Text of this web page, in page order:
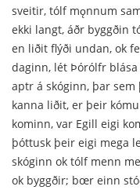
sveitir, tólf mǫnnum
ekki langt, áðr byggðin
en liðit flýði undan, ok
daginn, lét Þórólfr
aptr á skóginn, þar
kanna liðit, er þeir
kominn, var Egill eigi
þóttusk þeir eigi mega
skóginn ok tólf menn
ok byggðir; bœr einn